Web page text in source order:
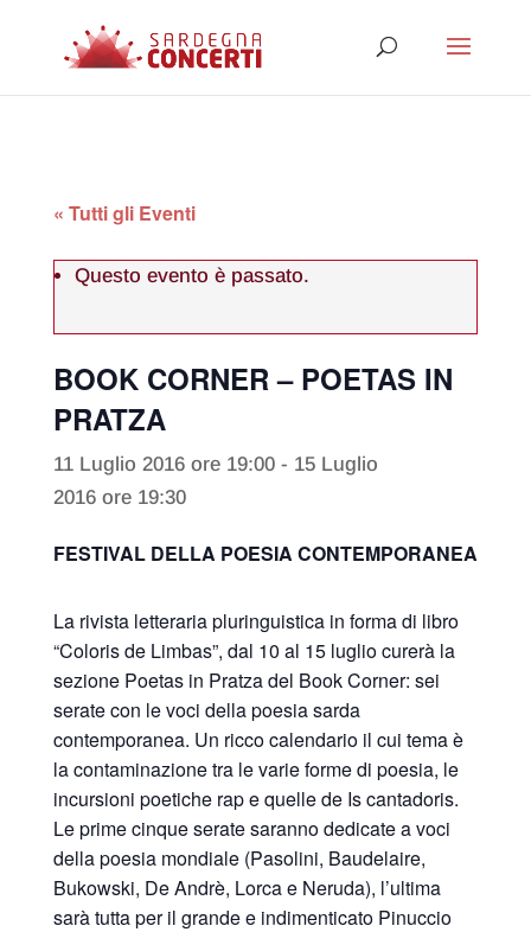
« Tutti gli Eventi
Questo evento è passato.
BOOK CORNER – POETAS IN
PRATZA
11 Luglio 2016 ore 19:00- 15 Luglio
2016 ore 19:30
FESTIVAL DELLA POESIA CONTEMPORANEA
La rivista letteraria pluringuistica in forma di libro
“Coloris de Limbas”, dal 10 al 15 luglio curerà la
sezione Poetas in Pratza del Book Corner: sei
serate con le voci della poesia sarda
contemporanea. Un ricco calendario il cui tema è
la contaminazione tra le varie forme di poesia, le
incursioni poetiche rap e quelle de Is cantadoris.
Le prime cinque serate saranno dedicate a voci
della poesia mondiale (Pasolini, Baudelaire,
Bukowski, De Andrè, Lorca e Neruda), l’ultima
sarà tutta per il grande e indimenticato Pinuccio